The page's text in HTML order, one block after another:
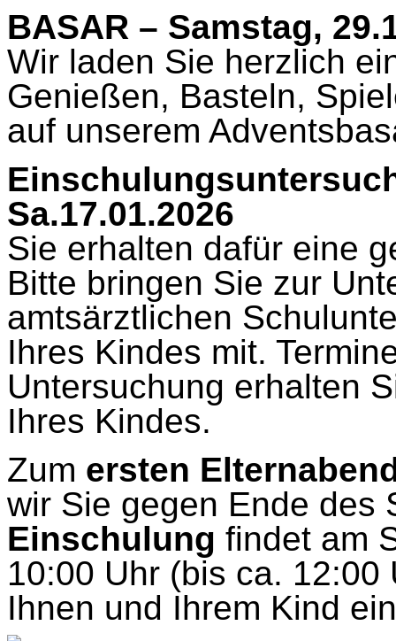
BASAR – Samstag,
Wir laden Sie herzlich
Genießen, Basteln,
auf unserem
Sa.17.01.2026
Sie erhalten dafür eine
Bitte bringen Sie zur
amtsärztlichen
Ihres Kindes mit.
Untersuchung erhalten
Ihres Kindes.
Zum ersten
wir Sie gegen Ende des
Einschulung findet am
10:00 Uhr (bis ca.
Ihnen und Ihrem Kind